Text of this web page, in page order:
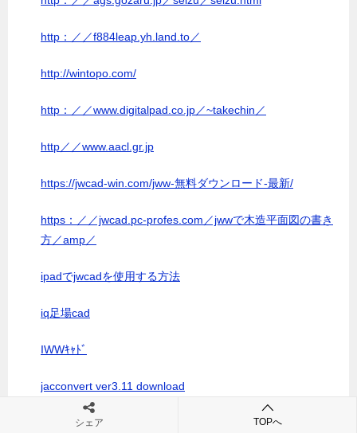
http：／／f884leap.yh.land.to／
http://wintopo.com/
http：／／www.digitalpad.co.jp／~takechin／
http／／www.aacl.gr.jp
https://jwcad-win.com/jww-無料ダウンロード-最新/
https：／／jwcad.pc-profes.com／jwwで木造平面図の書き
方／amp／
ipadでjwcadを使用する方法
iq足場cad
IWWｷｬﾄﾞ
jacconvert ver3.11 download
jjww 無料シェア TOPへ